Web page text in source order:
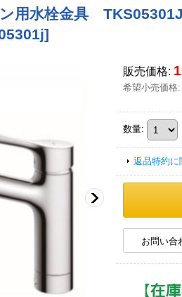
ン用水栓金具
]
販売価格:
希望小売価格:
数量:
返品特約に
お問い合